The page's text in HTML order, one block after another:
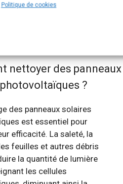
Politique de cookies
sur nos centrales
et réponses
nettoyer des panneaux
?
des panneaux solaires
est essentiel pour
efficacité. La saleté, la
feuilles et autres débris
la quantité de lumière
les cellules